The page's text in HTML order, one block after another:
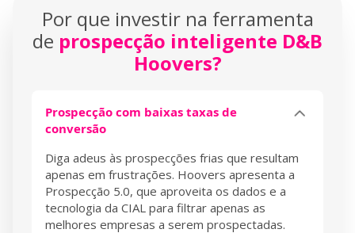
Por que investir na ferramenta
de prospecção inteligente D&B
Hoovers?
Prospecção com baixas taxas de
conversão
Diga adeus às prospecções frias que resultam
apenas em frustrações. Hoovers apresenta a
Prospecção 5.0, que aproveita os dados e a
tecnologia da CIAL para filtrar apenas as
melhores empresas a serem prospectadas.